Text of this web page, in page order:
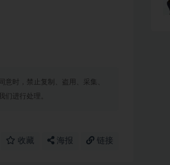
时，禁止复制、盗用、采集、
们进行处理。
收藏 海报 链接